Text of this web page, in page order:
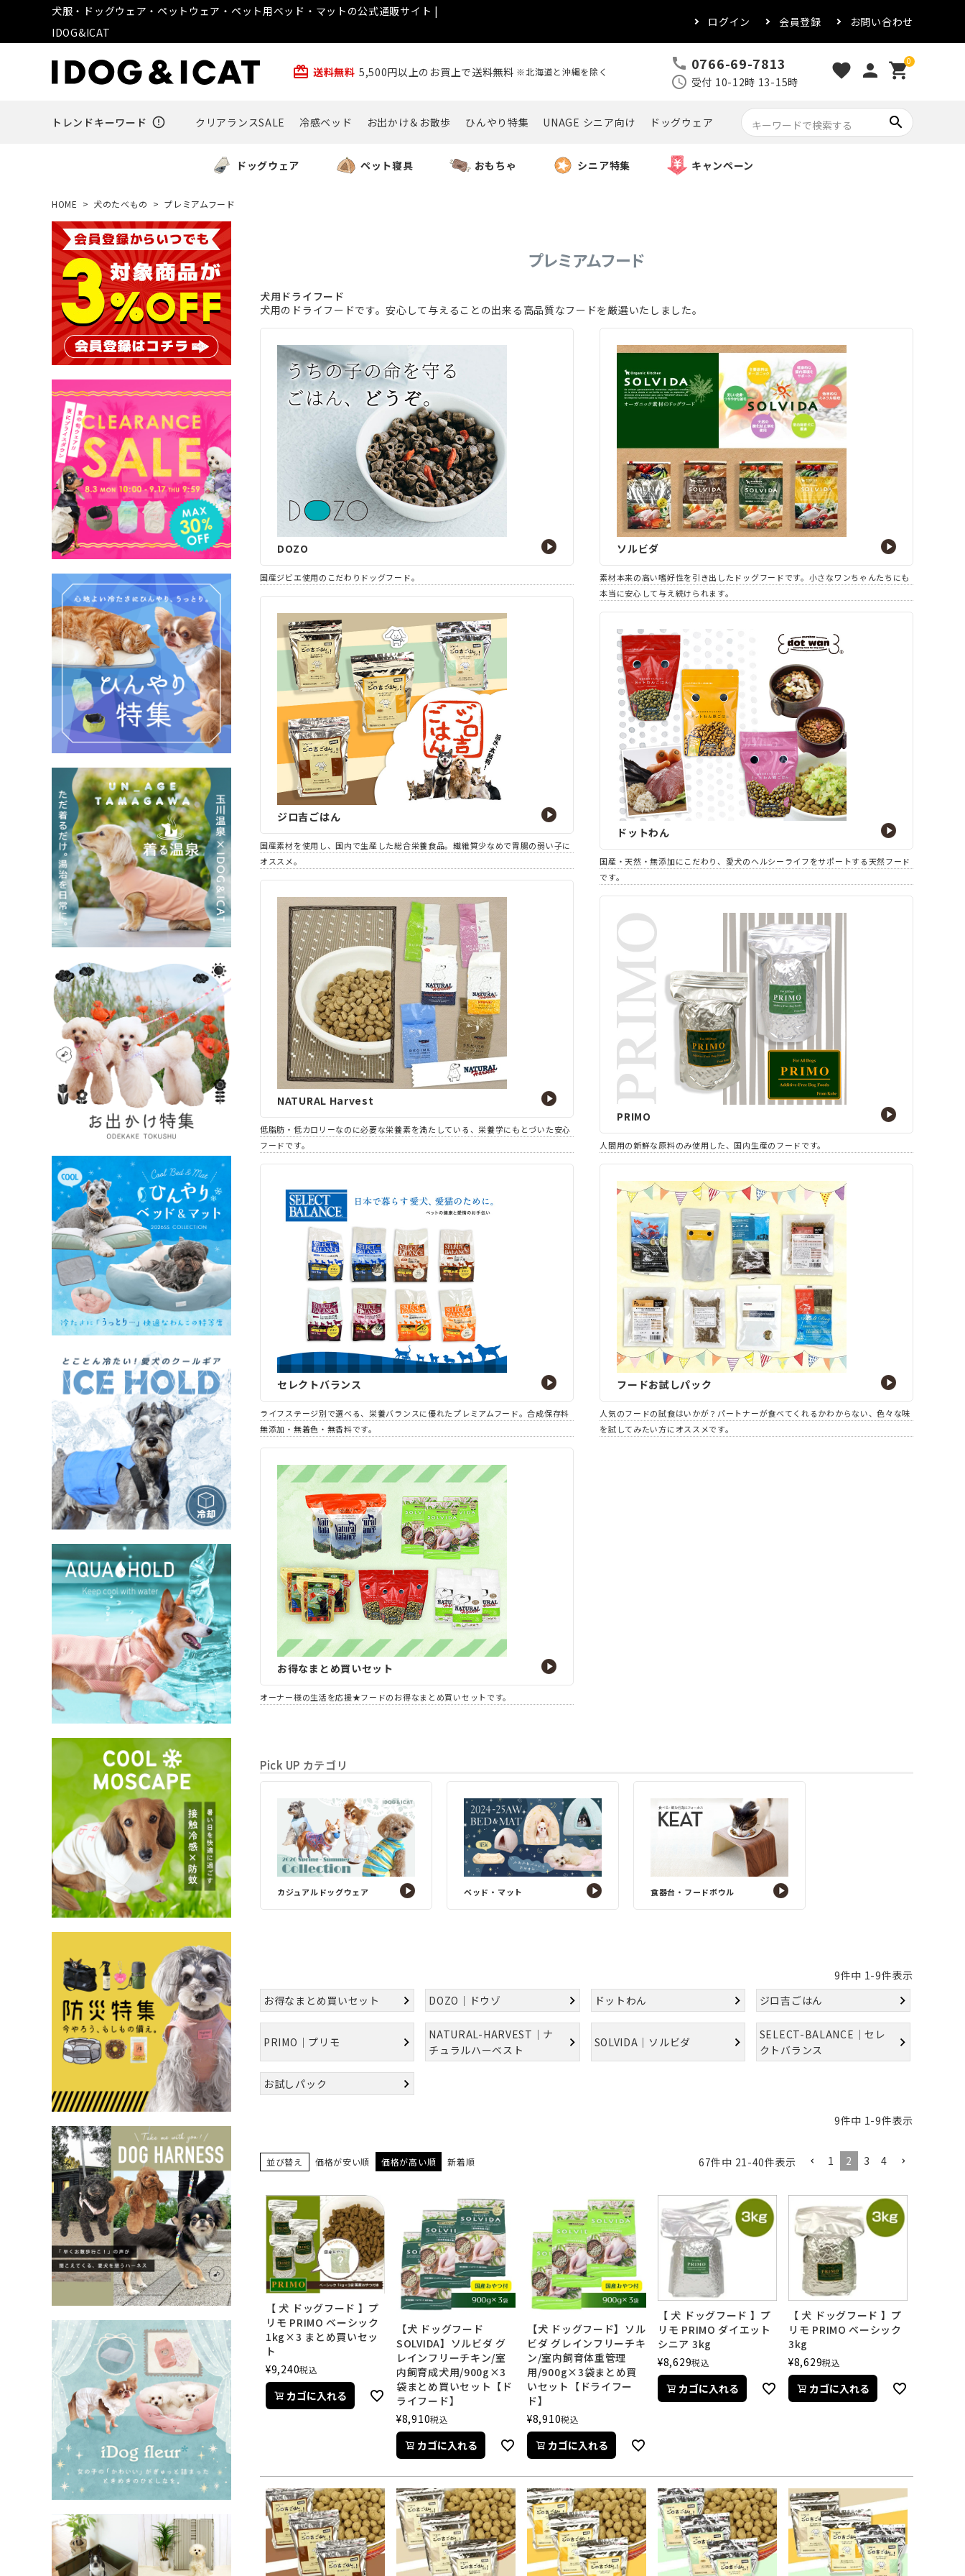
犬服・ドッグウェア・ペットウェア・ペット用ベッド・マットの公式通販サイト |
IDOG&ICAT
ログイン 会員登録 お問い合わせ
card_giftcard 送料無料 5,500円以上のお買上で送料無料 ※北海道と沖縄を除く call 0766-69-7813
schedule 受付 10-12時 13-15時
favorite person 0
shopping_cart
トレンドキーワード error_outline クリアランスSALE 冷感ベッド お出かけ＆お散歩 ひんやり特集 UNAGE シニア向け ドッグウェア search
ドッグウェア ペット寝具 おもちゃ シニア特集 キャンペーン
HOME 犬のたべもの プレミアムフード
プレミアムフード
犬用ドライフード
犬用のドライフードです。安心して与えることの出来る高品質なフードを厳選いたしました。
DOZO
国産ジビエ使用のこだわりドッグフード。
ソルビダ
素材本来の高い嗜好性を引き出したドッグフードです。小さなワンちゃんたちにも
本当に安心して与え続けられます。
ジロ吉ごはん
国産素材を使用し、国内で生産した総合栄養食品。繊維質少なめで胃腸の弱い子に
オススメ。
ドットわん
国産・天然・無添加にこだわり、愛犬のヘルシーライフをサポートする天然フード
です。
NATURAL Harvest
低脂肪・低カロリーなのに必要な栄養素を満たしている、栄養学にもとづいた安心
フードです。
PRIMO
人間用の新鮮な原料のみ使用した、国内生産のフードです。
セレクトバランス
ライフステージ別で選べる、栄養バランスに優れたプレミアムフード。合成保存料
無添加・無着色・無香料です。
フードお試しパック
人気のフードの試食はいかが？パートナーが食べてくれるかわからない、色々な味
を試してみたい方にオススメです。
お得なまとめ買いセット
オーナー様の生活を応援★フードのお得なまとめ買いセットです。
Pick UP カテゴリ
カジュアルドッグウェア ベッド・マット 食器台・フードボウル
9件中 1-9件表示
お得なまとめ買いセット
DOZO｜ドウゾ ドットわん ジロ吉ごはん
PRIMO｜プリモ
NATURAL-HARVEST｜ナ
チュラルハーベスト
SOLVIDA｜ソルビダ
SELECT-BALANCE｜セレ
クトバランス
お試しパック
9件中 1-9件表示
並び替え 価格が安い順 価格が高い順 新着順 67件中 21 -40件表示 1 2 3 4
【 犬 ドッグフード 】プ
リモ PRIMO ベーシック
1kg×3 まとめ買いセッ
ト
¥9,240税込
カゴに入れる
【犬 ドッグフード
SOLVIDA】ソルビダ グ
レインフリーチキン/室
内飼育成犬用/900g×3
袋まとめ買いセット【ド
ライフード】
¥8,910税込
カゴに入れる
【犬 ドッグフード】ソル
ビダ グレインフリーチキ
ン/室内飼育体重管理
用/900g×3袋まとめ買
いセット【ドライフー
ド】
¥8,910税込
カゴに入れる
【 犬 ドッグフード 】プ
リモ PRIMO ダイエット
シニア 3kg
¥8,629税込
カゴに入れる
【 犬 ドッグフード 】プ
リモ PRIMO ベーシック
3kg
¥8,629税込
カゴに入れる